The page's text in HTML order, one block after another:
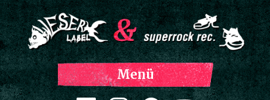
Menü
Zum Inhalt springen